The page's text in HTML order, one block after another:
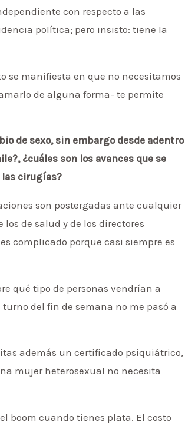
con respecto a las
política; pero insisto: tiene la
se manifiesta en que no necesitamos
de alguna forma- te permite
de sexo, sin embargo desde adentro
¿cuáles son los avances que se
las cirugías?
son postergadas ante cualquier
de salud y de los directores
complicado porque casi siempre es
qué tipo de personas vendrían a
del fin de semana no me pasó a
además un certificado psiquiátrico,
mujer heterosexual no necesita
boom cuando tienes plata. El costo